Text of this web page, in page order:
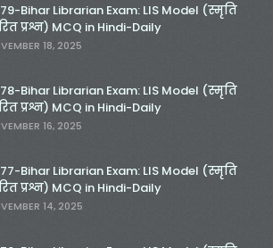
Bihar Librarian Exam: LIS Model (स्मृति
प्रश्न) MCQ in Hindi-Daily
18, 2025
Bihar Librarian Exam: LIS Model (स्मृति
प्रश्न) MCQ in Hindi-Daily
16, 2025
Bihar Librarian Exam: LIS Model (स्मृति
प्रश्न) MCQ in Hindi-Daily
14, 2025